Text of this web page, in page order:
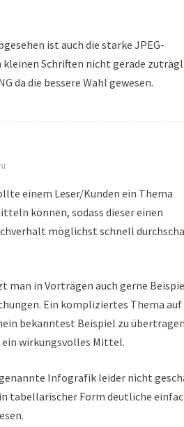
ist auch die starke JPEG-
kleinen Schriften nicht gerade
da die bessere Wahl gewesen.
einem Leser/Kunden ein Thema
können, sodass dieser einen
möglichst schnell
man in Vorträgen auch gerne
Ein kompliziertes Thema auf
bekanntest Beispiel zu
wirkungsvolles Mittel.
Infografik leider nicht
tabellarischer Form deutliche